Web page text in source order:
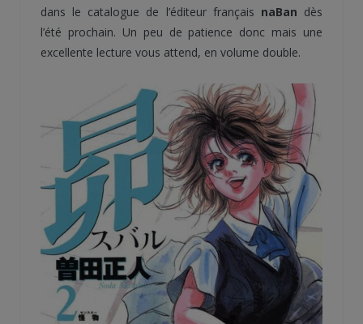
dans le catalogue de l’éditeur français naBan dès
l’été prochain. Un peu de patience donc mais une
excellente lecture vous attend, en volume double.